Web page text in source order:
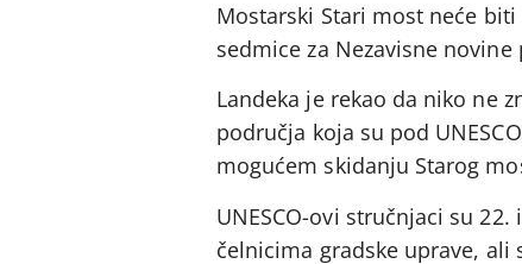
Mostarski Stari most neće
sedmice za Nezavisne
Landeka je rekao da niko ne
područja koja su pod
mogućem skidanju Starog
UNESCO-ovi stručnjaci su
čelnicima gradske uprave, ali